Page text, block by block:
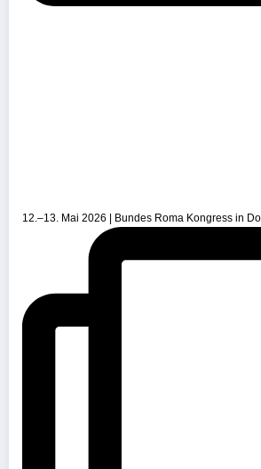
12.–13. Mai 2026 | Bundes Roma Kongress in